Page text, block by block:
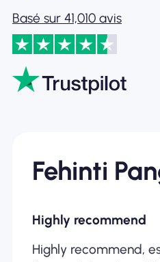
Basé sur 41,010 avis
Highly recommend
Highly recommend,